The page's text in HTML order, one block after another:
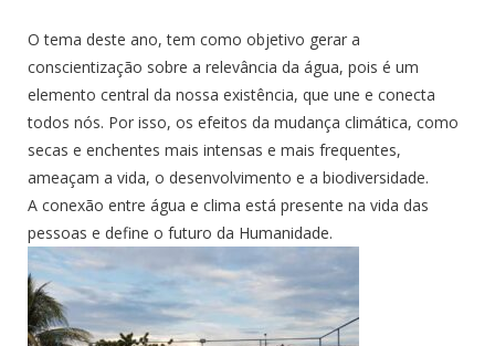
O tema deste ano, tem como objetivo gerar a
conscientização sobre a relevância da água, pois é um
elemento central da nossa existência, que une e conecta
todos nós. Por isso, os efeitos da mudança climática, como
secas e enchentes mais intensas e mais frequentes,
ameaçam a vida, o desenvolvimento e a biodiversidade.
A conexão entre água e clima está presente na vida das
pessoas e define o futuro da Humanidade.